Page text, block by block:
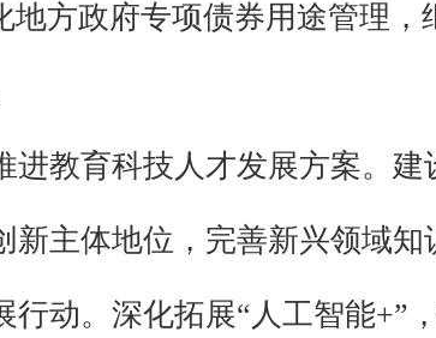
方政府专项债券用途管理
教育科技人才发展方案。
新主体地位，完善新兴领域
动。深化拓展“人工智能+”